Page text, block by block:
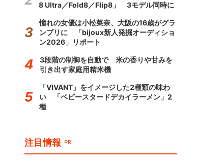
8 Ultra／Fold8／Flip8」 3モデル同時に
憧れの女優は小松菜奈、大阪の16歳がグラ
ンプリに 「bijoux新人発掘オーディショ
ン2026」リポート
3段階の制御を自動で 米の香りや甘みを
引き出す家庭用精米機
「VIVANT」をイメージした2種類の味わ
い 「ベビースタードデカイラーメン」2
種
注目情報 PR